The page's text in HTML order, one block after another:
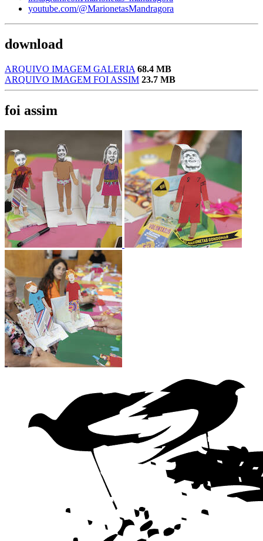
youtube.com/@MarionetasMandragora
download
ARQUIVO IMAGEM GALERIA 68.4 MB
ARQUIVO IMAGEM FOI ASSIM 23.7 MB
foi assim